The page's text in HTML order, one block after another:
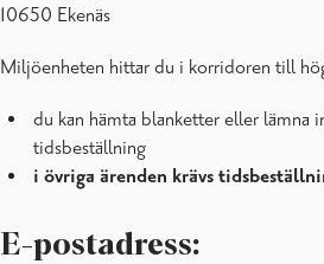
10650 Ekenäs
Miljöenheten hittar du i korridoren till
du kan hämta blanketter eller lämna
tidsbeställning
i övriga ärenden krävs
E-postadress: